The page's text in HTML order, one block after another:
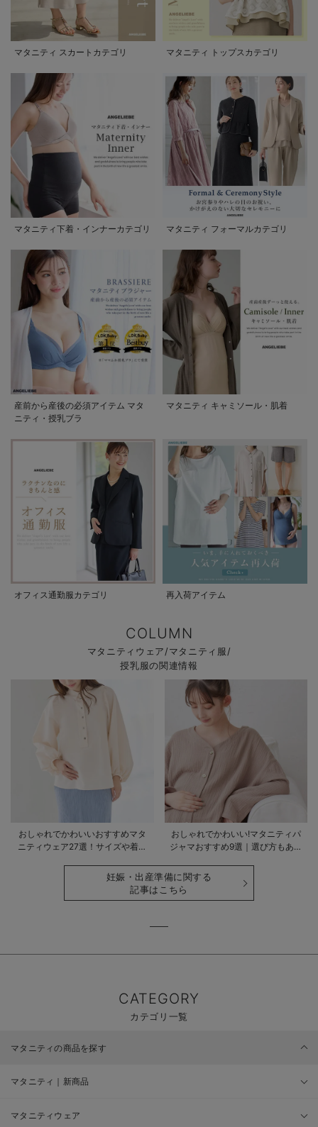
マタニティ スカートカテゴリ マタニティ トップスカテゴリ
マタニティ下着・インナーカテゴリ マタニティ フォーマルカテゴリ
産前から産後の必須アイテム マタ
ニティ・授乳ブラ
マタニティ キャミソール・肌着
オフィス通勤服カテゴリ 再入荷アイテム
COLUMN
マタニティウェア/マタニティ服/
授乳服の関連情報
おしゃれでかわいいおすすめマタ
ニティウェア27選！サイズや着る
おしゃれでかわいい!マタニティパ
ジャマおすすめ9選｜選び方もあわ
妊娠・出産準備に関する
記事はこちら
CATEGORY
カテゴリ一覧
マタニティの商品を探す
マタニティ｜新商品
マタニティウェア